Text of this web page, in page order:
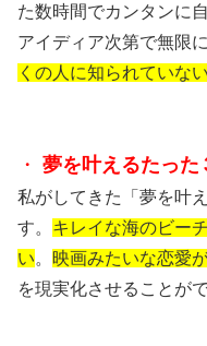
た数時間でカンタンに
アイディア次第で無限
くの人に知られていない
・ 夢を叶えるたった
私がしてきた「夢を叶
す。 キレイな海のビー
い。 映画みたいな恋愛
を現実化させることが